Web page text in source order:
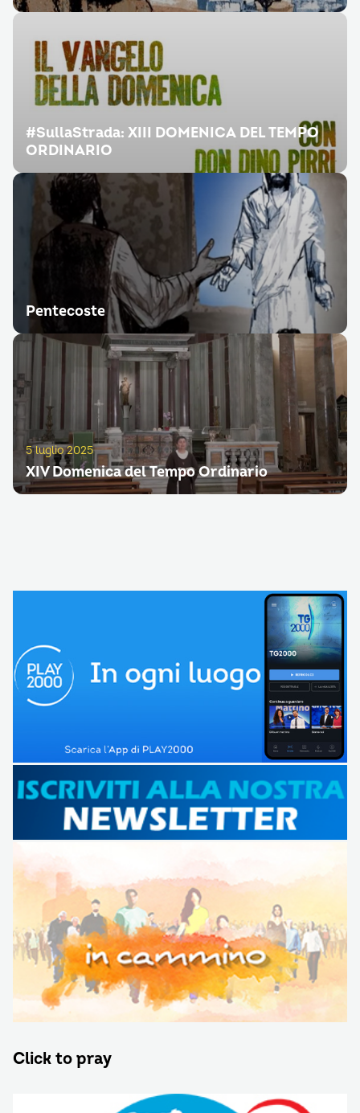
#SullaStrada: XIII DOMENICA DEL TEMPO
ORDINARIO
Pentecoste
5 luglio 2025
XIV Domenica del Tempo Ordinario
Click to pray